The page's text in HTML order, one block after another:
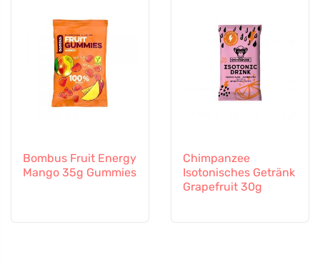
Bombus Fruit Energy
Mango 35g Gummies
Chimpanzee
Isotonisches Getränk
Grapefruit 30g